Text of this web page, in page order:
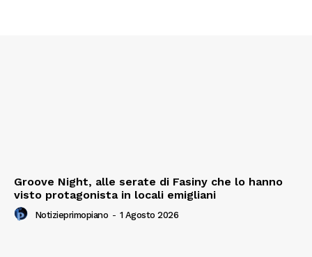
Groove Night, alle serate di Fasiny che lo hanno
visto protagonista in locali emigliani
Notizieprimopiano - 1 Agosto 2026